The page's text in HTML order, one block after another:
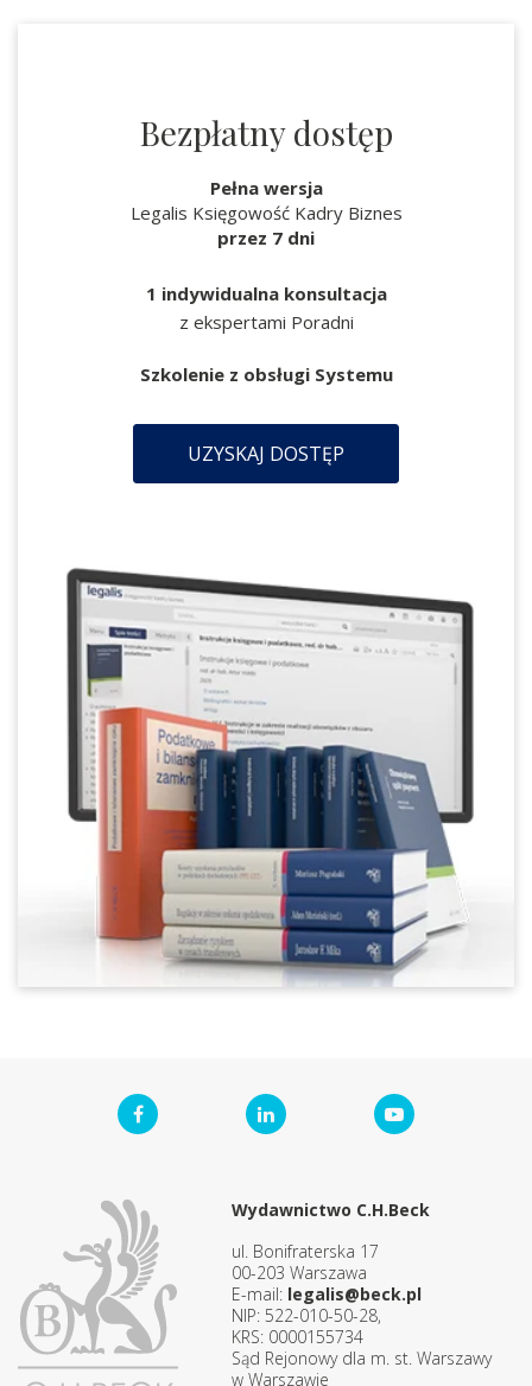
Bezpłatny dostęp
Pełna wersja
Legalis Księgowość Kadry Biznes
przez 7 dni
1 indywidualna konsultacja
z ekspertami Poradni
Szkolenie z obsługi Systemu
UZYSKAJ DOSTĘP
Wydawnictwo C.H.Beck
ul. Bonifraterska 17
00-203 Warszawa
E-mail: legalis@beck.pl
NIP: 522-010-50-28,
KRS: 0000155734
Sąd Rejonowy dla m. st. Warszawy
w Warszawie